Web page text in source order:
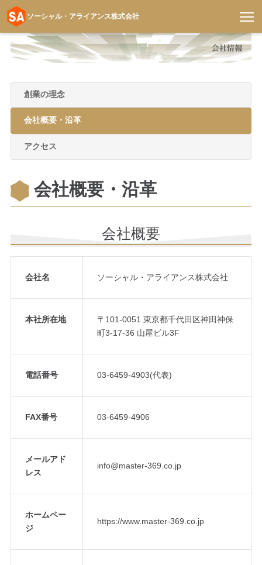
ソーシャル・アライアンス株式会社
創業の理念
会社概要・沿革
アクセス
会社概要・沿革
会社概要
会社名 ソーシャル・アライアンス株式会社
本社所在地
〒101-0051 東京都千代田区神田神保
町3-17-36 山屋ビル3F
電話番号 03-6459-4903(代表)
FAX番号 03-6459-4906
メールアド
レス
info@master-369.co.jp
ホームペー
ジ
https://www.master-369.co.jp